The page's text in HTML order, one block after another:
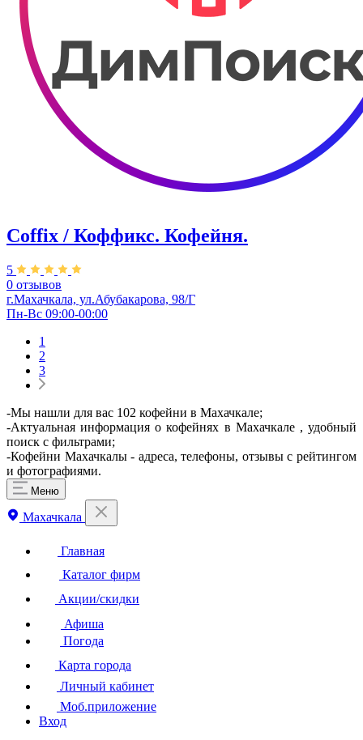
Coffix / Коффикс. Кофейня.
5
0 отзывов
г.Махачкала, ул.Абубакарова, 98/Г
Пн-Вс 09:00-00:00
1
2
3
-Мы нашли для вас 102 кофейни в Махачкале;
-Актуальная информация о кофейнях в Махачкале , удобный
поиск с фильтрами;
-Кофейни Махачкалы - адреса, телефоны, отзывы с рейтингом
и фотографиями.
Меню
Махачкала
Главная
Каталог фирм
Акции/скидки
Афиша
Погода
Карта города
Личный кабинет
Моб.приложение
Вход